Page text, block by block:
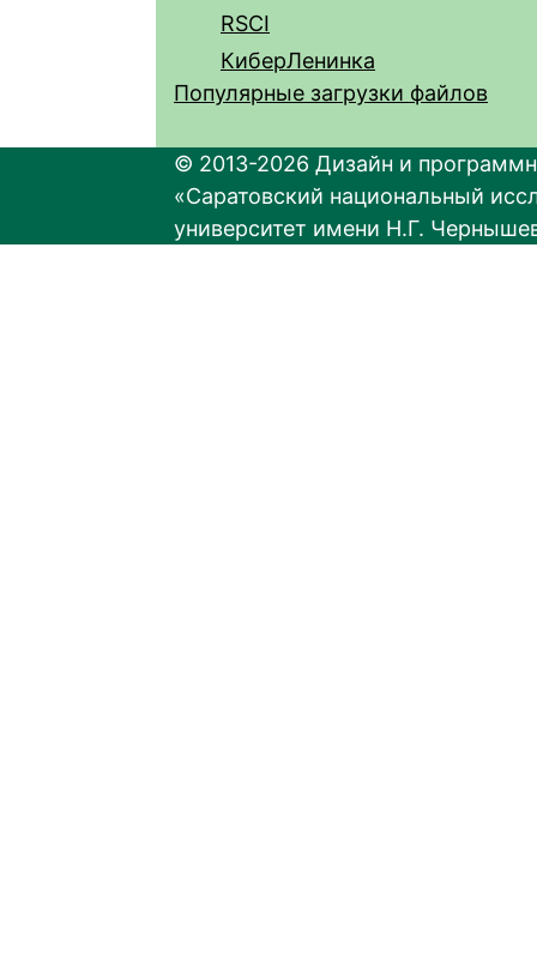
RSCI
КиберЛенинка
Популярные загрузки файлов
© 2013-2026 Дизайн и
«Саратовский национальный
университет имени Н.Г.